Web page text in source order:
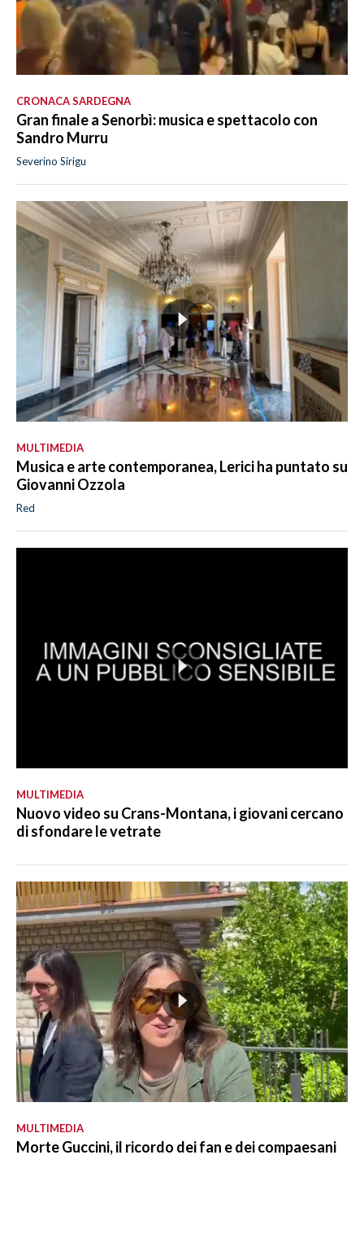
CRONACA SARDEGNA
Gran finale a Senorbì: musica e spettacolo con
Sandro Murru
Severino Sirigu
MULTIMEDIA
Musica e arte contemporanea, Lerici ha puntato su
Giovanni Ozzola
Red
MULTIMEDIA
Nuovo video su Crans-Montana, i giovani cercano
di sfondare le vetrate
MULTIMEDIA
Morte Guccini, il ricordo dei fan e dei compaesani